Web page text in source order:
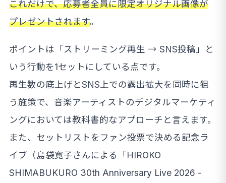
これだけで、応募者全員に限定オリジナル画像が
プレゼントされます。
ポイントは「ストリーミング再生 → SNS投稿」と
いう行動を1セットにしている点です。
再生数の底上げとSNS上での露出拡大を同時に狙
う施策で、音楽アーティストのデジタルマーケティ
ングにおいては教科書的なアプローチと言えます。
また、セットリストをファン投票で決める記念ラ
イブ（島袋寛子さんによる「HIROKO
SHIMABUKURO 30th Anniversary Live 2026 -